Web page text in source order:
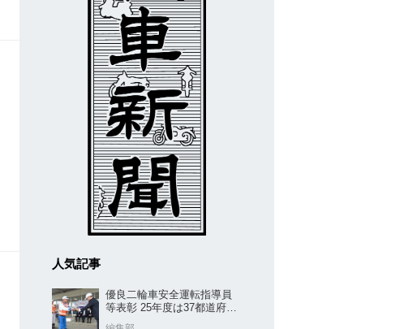
人気記事
優良二輪車安全運転指導員
等表彰 25年度は37都道府県